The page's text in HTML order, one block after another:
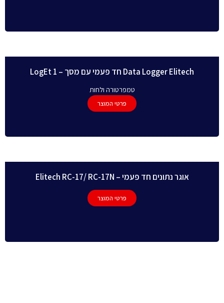
Data Logger Elitech חד פעמי עם מסך – LogEt 1
טמפרטורה ולחות
פרטי המוצר
אוגר נתונים חד פעמי – Elitech RC-17/ RC-17N
פרטי המוצר